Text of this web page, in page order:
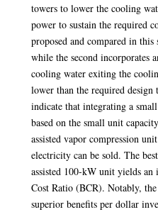
towers to lower the cooling
power to sustain the required
proposed and compared in
while the second incorporates
cooling water exiting the
lower than the required design
indicate that integrating a
based on the small unit
assisted vapor compression
electricity can be sold. The
assisted 100-kW unit yields
Cost Ratio (BCR). Notably,
superior benefits per dollar